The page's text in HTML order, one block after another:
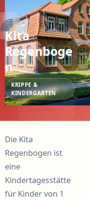
🌈
Kita
Regenboge
n
KRIPPE &
KINDERGARTEN
Die Kita
Regenbogen ist
eine
Kindertagesstätte
für Kinder von 1